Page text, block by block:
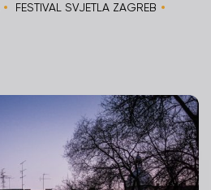
FESTIVAL SVJETLA ZAGREB